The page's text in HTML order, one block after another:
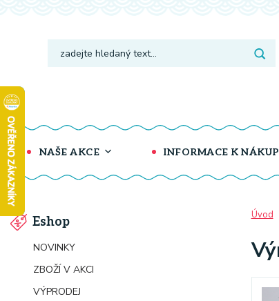
NAŠE AKCE INFORMACE K
Eshop
NOVINKY
ZBOŽÍ V AKCI
VÝPRODEJ
Úvod